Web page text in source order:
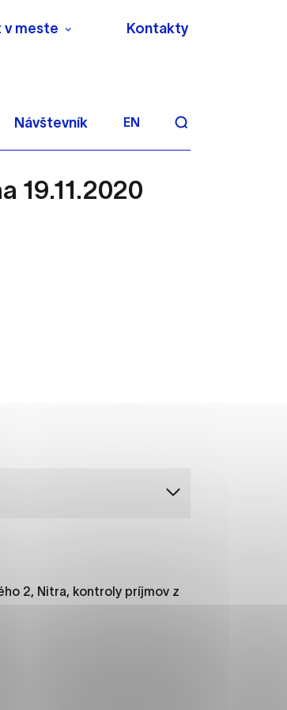
v meste Kontakty
Návštevník EN
19.11.2020
2, Nitra, kontroly príjmov z
uložila
používajú,